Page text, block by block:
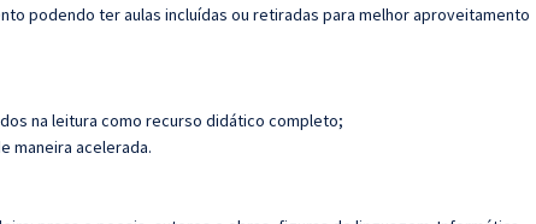
podendo ter aulas incluídas ou retiradas para melhor aproveitamento
na leitura como recurso didático completo;
maneira acelerada.